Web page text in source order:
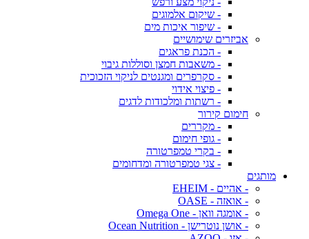
- שיקום אלמוגים
- שיפור איכות מים
אביזרים שימושיים
- הכנת פראגים
- משאבות חמצן וסוללות גיבוי
- סקרפרים ומגנטים לניקוי הזכוכית
- פיצוי אידוי
- רשתות ומלכודות לדגים
חימום קירור
- מקררים
- גופי חימום
- בקרי טמפרטורה
- צגי טמפרטורה ומדחומים
מותגים
- אהיים - EHEIM
- אואזה - OASE
- אומגה וואן - Omega One
- אושן נוטרישן - Ocean Nutrition